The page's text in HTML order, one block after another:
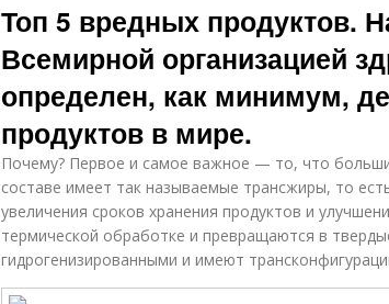
Топ 5 вредных продуктов.
Всемирной организацией
определен, как минимум,
продуктов в мире.
Почему? Первое и самое важное — то, что
составе имеет так называемые трансжиры, то
увеличения сроков хранения продуктов и
термической обработке и превращаются в
гидрогенизированными и имеют